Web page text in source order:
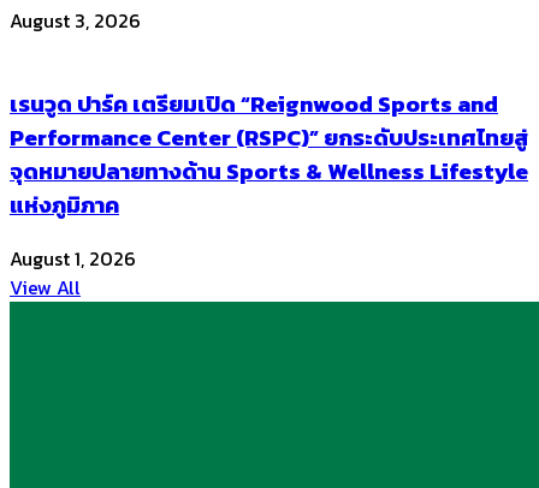
August 3, 2026
เรนวูด ปาร์ค เตรียมเปิด “Reignwood Sports and
Performance Center (RSPC)” ยกระดับประเทศไทยสู่
จุดหมายปลายทางด้าน Sports & Wellness Lifestyle
แห่งภูมิภาค
August 1, 2026
View All